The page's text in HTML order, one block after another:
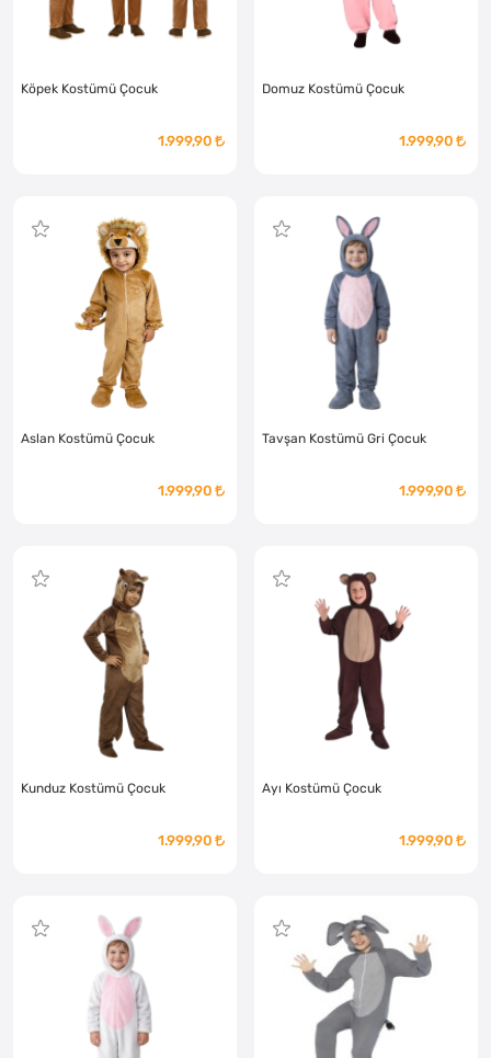
Köpek Kostümü Çocuk
1.999,90
Domuz Kostümü Çocuk
1.999,90
Aslan Kostümü Çocuk
1.999,90
Tavşan Kostümü Gri Çocuk
1.999,90
Kunduz Kostümü Çocuk
1.999,90
Ayı Kostümü Çocuk
1.999,90